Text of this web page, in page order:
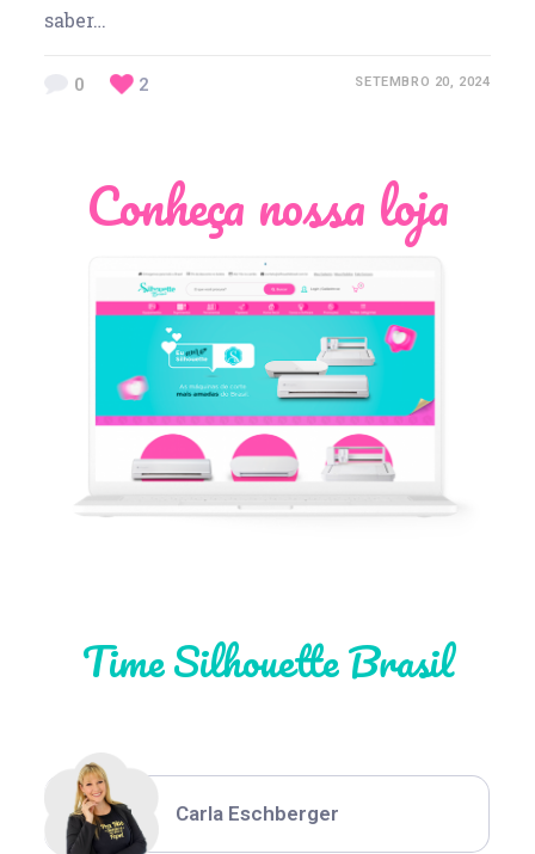
saber…
0 2 SETEMBRO 20, 2024
Conheça nossa loja
Time Silhouette Brasil
Léia Pastori
Thiara Ney
Carla Eschberger